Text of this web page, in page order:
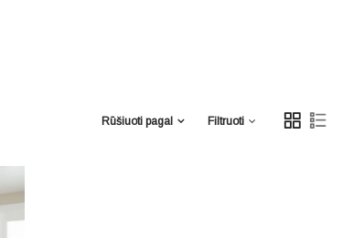
Filtruoti
Rūšiuoti pagal